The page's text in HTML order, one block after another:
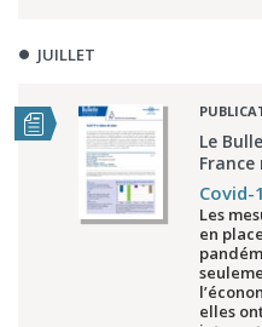
JUILLET
Le
France
Covid-
Les
en
elles